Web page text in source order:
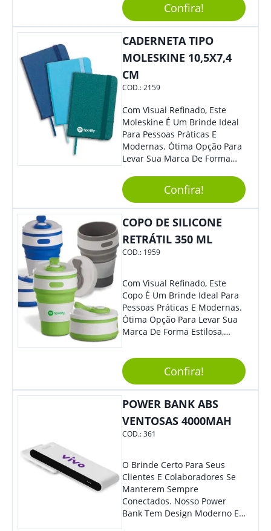
Confira!
CADERNETA TIPO
MOLESKINE 10,5X7,4
CM
COD.:2159
Com Visual Refinado, Este
Moleskine É Um Brinde Ideal
Para Pessoas Práticas E
Modernas. Ótima Opção Para
Levar Sua Marca De Forma
Sua Empresa Em Eventos,
Reuniões Corporativas Ou Até
Mesmo Para Presentear
Colaboradores E Parceiros De
Sua Empresa.
Confira!
COPO DE SILICONE
RETRÁTIL 350 ML
COD.: 1959
Com Visual Refinado, Este
Copo É Um Brinde Ideal Para
Pessoas Práticas E Modernas.
Ótima Opção Para Levar Sua
Marca De Forma Estilosa,
Empresa Em Eventos,
Reuniões Corporativas Ou Até
Mesmo Para Presentear
Colaboradores.
Confira!
POWER BANK ABS
VENTOSAS 4000MAH
COD.:361
O Brinde Certo Para Seus
Clientes E Colaboradores Se
Manterem Sempre
Conectados. Nosso Power
Bank Tem Design Moderno E